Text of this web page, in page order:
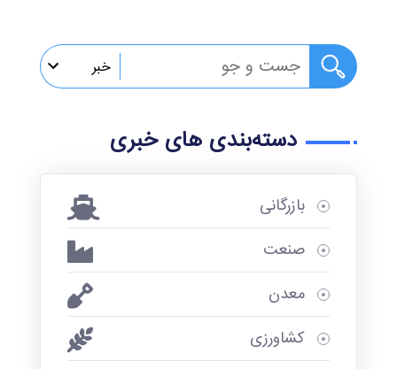
خبر
گزارش
تصویری
پادکست
تلوزیون
اینترنتی
نامه اتاق
قزوین
دسته‌بندی های خبری
بازرگانی
صنعت
معدن
کشاورزی